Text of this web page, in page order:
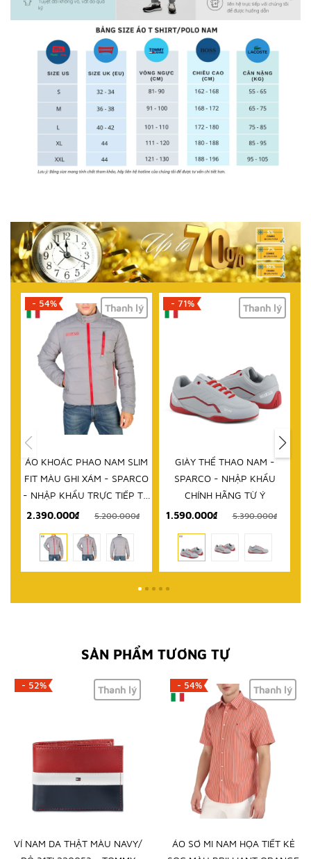
- 71% Thanh lý
GIÀY THỂ THAO NAM -
SPARCO - NHẬP KHẨU
CHÍNH HÃNG TỪ Ý
1.590.000₫
5.390.000₫
- 61% Thanh lý
DÉP NAM - SPARCO - NHẬP
KHẨU CHÍNH HÃNG TỪ Ý
999.000₫ 2.580.000₫
SẢN PHẨM TƯƠNG TỰ
- 52% Thanh lý
VÍ NAM DA THẬT MÀU NAVY/
- 54% Thanh lý
ÁO SƠ MI NAM HỌA TIẾT KẺ